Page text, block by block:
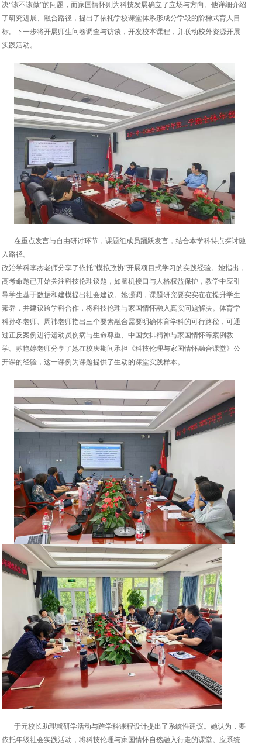
决“该不该做”的问题，而家国情怀则为科技发展确立了立场与方向。他详细介绍
了研究进展、融合路径，提出了依托学校课堂体系形成分学段的阶梯式育人目
标。下一步将开展师生问卷调查与访谈，开发校本课程，并联动校外资源开展
实践活动。
在重点发言与自由研讨环节，课题组成员踊跃发言，结合本学科特点探讨融
入路径。
政治学科李杰老师分享了依托“模拟政协”开展项目式学习的实践经验。她指出，
高考命题已开始关注科技伦理议题，如脑机接口与人格权益保护，教学中应引
导学生基于数据和建模提出社会建议。她强调，课题研究要实实在在提升学生
素养，并建议跨学科合作，将科技伦理与家国情怀融入真实问题解决。体育学
科孙冬老师、周祎老师指出三个要素融合需要明确体育学科的可行路径，可通
过正反案例进行运动员伤病与生命尊重、中国女排精神与家国情怀等案例教
学。苏艳婷老师分享了她在校庆期间承担《科技伦理与家国情怀融合课堂》公
开课的经验，这一课例为课题提供了生动的课堂实践样本。
于元校长助理就研学活动与跨学科课程设计提出了系统性建议。她认为，要
依托年级社会实践活动，将科技伦理与家国情怀自然融入行走的课堂。应系统